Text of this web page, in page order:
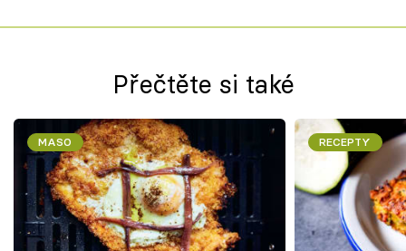
Přečtěte si také
MASO RECEPTY